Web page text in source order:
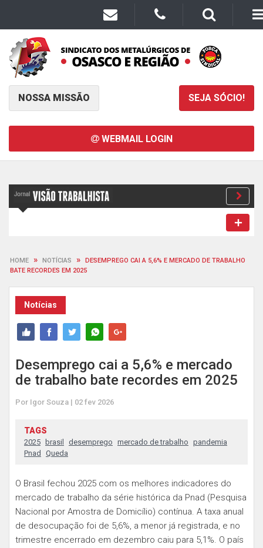
NOSSA MISSÃO SEJA SÓCIO!
WEBMAIL LOGIN
HOME » NOTÍCIAS »
DESEMPREGO CAI A 5,6% E MERCADO DE TRABALHO
BATE RECORDES EM 2025
Notícias
Desemprego cai a 5,6% e mercado
de trabalho bate recordes em 2025
Por Igor Souza | 02 fev 2026
TAGS
2025 brasil desemprego mercado de trabalho pandemia
Pnad
Queda
O Brasil fechou 2025 com os melhores indicadores do
mercado de trabalho da série histórica da Pnad (Pesquisa
Nacional por Amostra de Domicílio) contínua. A taxa anual
de desocupação foi de 5,6%, a menor já registrada, e no
trimestre encerrado em dezembro caiu para 5,1%. O país